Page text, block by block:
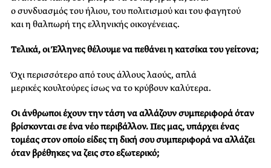
οσυνδυασμόςτου ήλιου, του πολιτισμού καιτο​υ​φαγητού​
καιη θαλπωρή της ελληνικήςοικογένειας​.​
Τελικά, οι Έλληνες θέλουμε να πεθάνει η κατσίκα του γείτονα;
Όχι περισσότερο από τουςάλλους​λαούς​, απλά
μερικέςκουλτούρες ίσως να το κρύβουνκαλύτερα​.​
Οι άνθρωποι έχουν την τάση να αλλάζουν συμπεριφορά όταν
βρίσκονται σε ένα νέο περιβάλλον. Πες μας, υπάρχει ένας
τομέας στον οποίο είδες τη δική σου συμπεριφορά να αλλάζει
όταν βρέθηκες να ζεις στο εξωτερικό;